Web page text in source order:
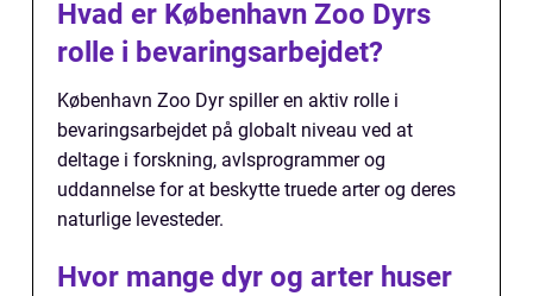
Hvad er København Zoo Dyrs
rolle i bevaringsarbejdet?
København Zoo Dyr spiller en aktiv rolle i
bevaringsarbejdet på globalt niveau ved at
deltage i forskning, avlsprogrammer og
uddannelse for at beskytte truede arter og deres
naturlige levesteder.
Hvor mange dyr og arter huser